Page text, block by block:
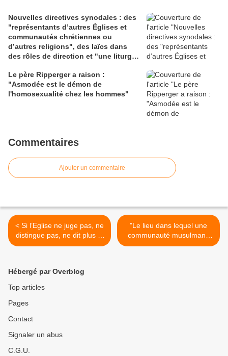
Nouvelles directives synodales : des
"représentants d’autres Églises et
communautés chrétiennes ou
d’autres religions", des laïcs dans
des rôles de direction et "une liturgie
Le père Ripperger a raison :
"Asmodée est le démon de
l'homosexualité chez les hommes"
Commentaires
Ajouter un commentaire
< Si l’Eglise ne juge pas, ne
distingue pas, ne dit plus le
bien et le mal, et ne permet
"Le lieu dans lequel une
communauté musulmane
prie devient Dar al-Islam,
Hébergé par Overblog
Top articles
Pages
Contact
Signaler un abus
C.G.U.